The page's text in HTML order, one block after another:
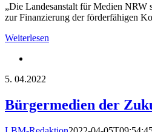
„Die Landesanstalt für Medien NRW
zur Finanzierung der förderfähigen
Weiterlesen
5. 04.2022
Bürgermedien der